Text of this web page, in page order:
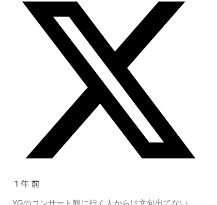
1 年 前